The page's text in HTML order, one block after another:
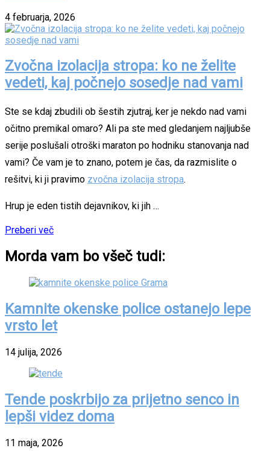
4 februarja, 2026
Zvočna izolacija stropa: ko ne želite
vedeti, kaj počnejo sosedje nad vami
Ste se kdaj zbudili ob šestih zjutraj, ker je nekdo nad vami
očitno premikal omaro? Ali pa ste med gledanjem najljubše
serije poslušali otroški maraton po hodniku stanovanja nad
vami? Če vam je to znano, potem je čas, da razmislite o
rešitvi, ki ji pravimo zvočna izolacija stropa.
Hrup je eden tistih dejavnikov, ki jih …
Preberi več
Morda vam bo všeč tudi:
Kamnite okenske police ostanejo lepe
vrsto let
14 julija, 2026
Tende poskrbijo za prijetno senco in
lepši videz doma
11 maja, 2026